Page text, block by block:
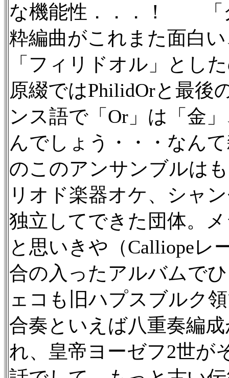
な機能性．．．！ 「
粋編曲がこれまた面白
「フィリドオル」とし
原綴ではPhilidOrと最
ンス語で「Or」は「金
んでしょう・・・なん
のこのアンサンブルは
リオド楽器オケ、シャ
独立してできた団体。
と思いきや（Calliopeレ
合の入ったアルバムで
ェコも旧ハプスブルク
合奏といえば八重奏編
れ、皇帝ヨーゼフ2世が